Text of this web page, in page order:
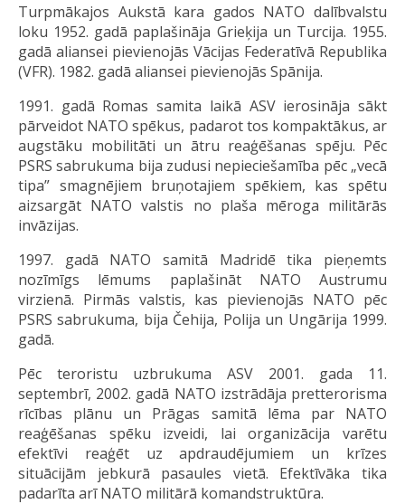
Turpmākajos Aukstā kara gados NATO dalībvalstu
loku 1952. gadā paplašināja Grieķija un Turcija. 1955.
gadā aliansei pievienojās Vācijas Federatīvā Republika
(VFR). 1982. gadā aliansei pievienojās Spānija.
1991. gadā Romas samita laikā ASV ierosināja sākt
pārveidot NATO spēkus, padarot tos kompaktākus, ar
augstāku mobilitāti un ātru reaģēšanas spēju. Pēc
PSRS sabrukuma bija zudusi nepieciešamība pēc „vecā
tipa” smagnējiem bruņotajiem spēkiem, kas spētu
aizsargāt NATO valstis no plaša mēroga militārās
invāzijas.
1997. gadā NATO samitā Madridē tika pieņemts
nozīmīgs lēmums paplašināt NATO Austrumu
virzienā. Pirmās valstis, kas pievienojās NATO pēc
PSRS sabrukuma, bija Čehija, Polija un Ungārija 1999.
gadā.
Pēc teroristu uzbrukuma ASV 2001. gada 11.
septembrī, 2002. gadā NATO izstrādāja pretterorisma
rīcības plānu un Prāgas samitā lēma par NATO
reaģēšanas spēku izveidi, lai organizācija varētu
efektīvi reaģēt uz apdraudējumiem un krīzes
situācijām jebkurā pasaules vietā. Efektīvāka tika
padarīta arī NATO militārā komandstruktūra.